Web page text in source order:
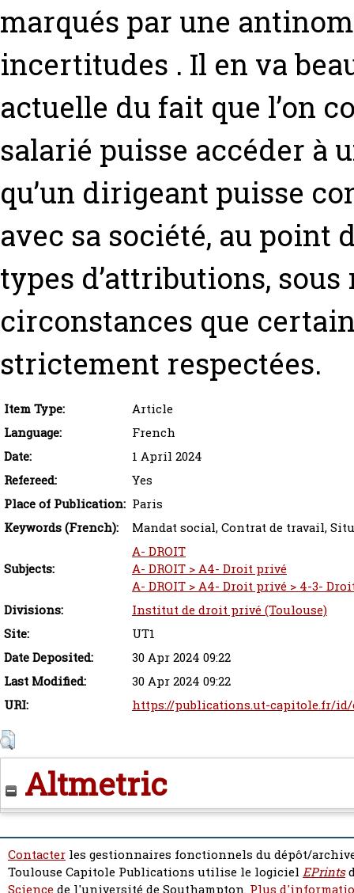
marqués par une
incertitudes . Il en va
actuelle du fait que l’on
salarié puisse accéder à
qu’un dirigeant puisse
avec sa société, au point
types d’attributions,
circonstances que
strictement respectées.
Item Type:
Article
Language:
French
Date:
1 April 2024
Refereed:
Yes
Place of Publication: Paris
Keywords (French):
Mandat social, Contrat de travail,
Subjects:
A- DROIT
A- DROIT > A4- Droit privé
A- DROIT > A4- Droit privé > 4-3-
Divisions:
Institut de droit privé (Toulouse)
Site:
UT1
Date Deposited:
30 Apr 2024 09:22
Last Modified:
30 Apr 2024 09:22
URI:
https://publications.ut-capitole.fr/
Altmetric
Contacter les gestionnaires fonctionnels du dépôt/
Toulouse Capitole Publications utilise le logiciel EPrints